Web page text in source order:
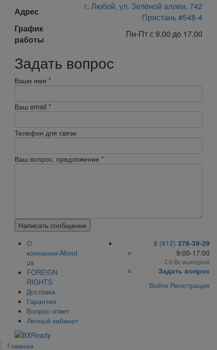
Адрес
г. Любой, ул. Зелёной аллеи, 742
Пристань #548-4
График
работы
Пн-Пт с 9.00 до 17.00
Задать вопрос
Ваше имя *
Ваш email *
Телефон для связи
Ваш вопрос, предложение *
Написать сообщение
О
компании/About
us
FOREIGN
RIGHTS
Доставка
Гарантия
Вопрос-ответ
Личный кабинет
8 (812) 378-39-29
9:00-17:00
Сб-Вс выходной
Задать вопрос
Войти Регистрация
Главная